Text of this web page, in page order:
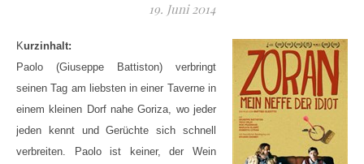
19. Juni 2014
Kurzinhalt:
Paolo (Giuseppe Battiston) verbringt
seinen Tag am liebsten in einer Taverne in
einem kleinen Dorf nahe Goriza, wo jeder
jeden kennt und Gerüchte sich schnell
verbreiten. Paolo ist keiner, der Wein